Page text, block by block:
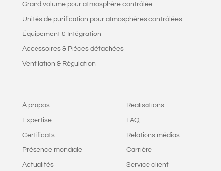
Grand volume pour atmosphère contrôlée
Unités de purification pour atmosphères contrôlées
Équipement & Intégration
Accessoires & Pièces détachées
Ventilation & Régulation
À propos
Expertise
Certificats
Présence mondiale
Actualités
Réalisations
FAQ
Relations médias
Carrière
Service client